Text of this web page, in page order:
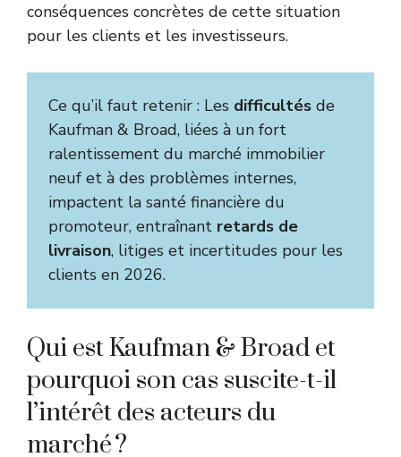
conséquences concrètes de cette situation
pour les clients et les investisseurs.
Ce qu’il faut retenir : Les difficultés de
Kaufman & Broad, liées à un fort
ralentissement du marché immobilier
neuf et à des problèmes internes,
impactent la santé financière du
promoteur, entraînant retards de
livraison, litiges et incertitudes pour les
clients en 2026.
Qui est Kaufman & Broad et
pourquoi son cas suscite-t-il
l’intérêt des acteurs du
marché ?